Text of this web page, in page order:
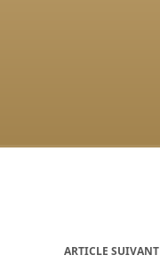
ARTICLE SUIVANT